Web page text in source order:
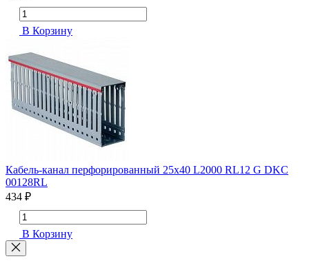
В Корзину
Кабель-канал перфорированный 25х40 L2000 RL12 G DKC
00128RL
434 ₽
В Корзину